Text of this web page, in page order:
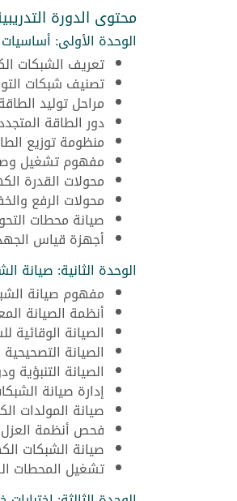
محتوى الدورة
الوحدة الأولى:
تعريف الشبكات
تصنيف شبكات
مراحل توليد
دور الطاقة
منظومة توزيع
مفهوم تشغيل
محولات القدرة
محولات الرفع
صيانة محطات
أجهزة قياس الجهد
الوحدة الثانية: صيانة
مفهوم صيانة
أنظمة الصيانة
الصيانة الوقائية
الصيانة
الصيانة التنبؤية
إدارة صيانة
صيانة المولدات
فحص أنظمة العزل
صيانة الشبكات
تشغيل المحطات